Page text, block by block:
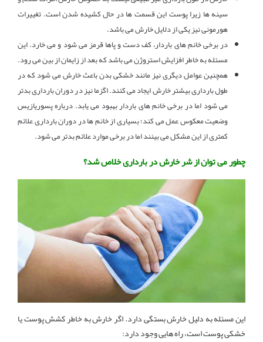
سینه ها زیرا پوست این قسمت ها در حال کشیده شدن است. تغییرات
هورمونی نیز یکی از دلایل خارش می باشد.
در برخی خانم های باردار، کف دست و پاها قرمز می شود و می خارد. این
مسئله به خاطر افزایش استروژن می باشد که بعد از زایمان از بین می رود.
همچنین عوامل دیگری نیز مانند خشکی بدن باعث خارش می شود که در
طول بارداری بیشتر خارش ایجاد می کنند. اگزما نیز در دوران بارداری بدتر
می شود اما در برخی خانم های باردار بهبود می یابد. درباره پسوریازیس
وضعیت معکوس عمل می کند؛ بسیاری از خانم ها در دوران بارداری علائم
کمتری از این مشکل می بینند اما در برخی موارد علائم بدتر می شود.
چطور می توان از شر خارش در بارداری خلاص شد؟
این مسئله به دلیل خارش بستگی دارد. اگر خارش به خاطر کشش پوست یا
خشکی پوست است، راه هایی وجود دارد: